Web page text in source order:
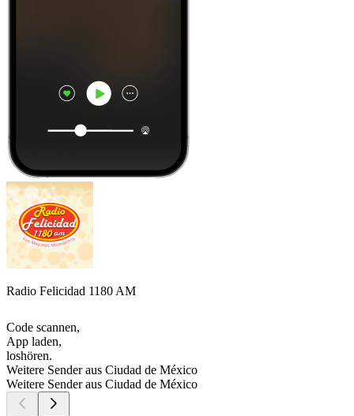
Radio Felicidad 1180 AM
Code scannen,
App laden,
loshören.
Weitere Sender aus Ciudad de México
Weitere Sender aus Ciudad de México